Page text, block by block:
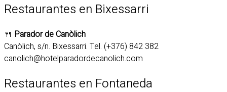
Restaurantes en Bixessarri
🍴 Parador de Canòlich
Canòlich, s/n. Bixessarri. Tel. (+376) 842 382
canolich@hotelparadordecanolich.com
Restaurantes en Fontaneda